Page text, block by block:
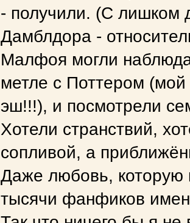
- получили. (С лишком
Дамблдора -
Малфоя могли
метле с Поттером
эш!!!), и посмотрели
Хотели странствий,
сопливой, а
Даже любовь, которую
тысячи фанфиков